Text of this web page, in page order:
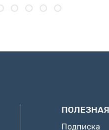
Подписка